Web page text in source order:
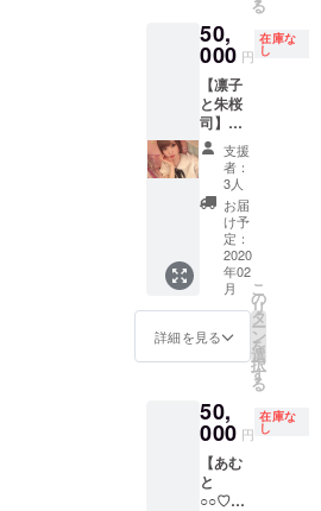
す！ ※
ホテル
前待ち
合わせ
（現地
集合現
地解
散） ※
お食事
代は、
ご支援
者様
分・
キャス
ト分を
ご負担
下さい
無しで
大丈夫
です）
※同行者
あり（2
※お勉強
費用
は、ご
支援者
様・
キャス
ト分を
ご負担
下さい
ませ。
（同行
者分は
無しで
大丈夫
です）
※現地集
合・現
しま
す。 ※
同行者
あり（2
時間）
※リター
る
50,
000 円
在庫な
し
【凛子
と朱桜
司】
コース
凛子と
日本橋
巡り・
凛子と
サーモ
ンを食
べなが
らオタ
トーー
ク・凛
子と
デュ
（エ
ミュリ
ボンに
て2時間
貸切）
の中か
支援
者：
3人
お届
け予
定：
2020
年02
月
詳細を見る
こ
の
リ
タ
ー
ン
を
選
択
す
る
50,
000 円
在庫な
し
【あむ
と
○○♡】